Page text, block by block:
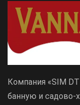
Компания «SIM
банную и садово-